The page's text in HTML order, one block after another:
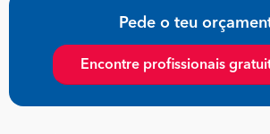
Pede o teu
Encontre profissionais